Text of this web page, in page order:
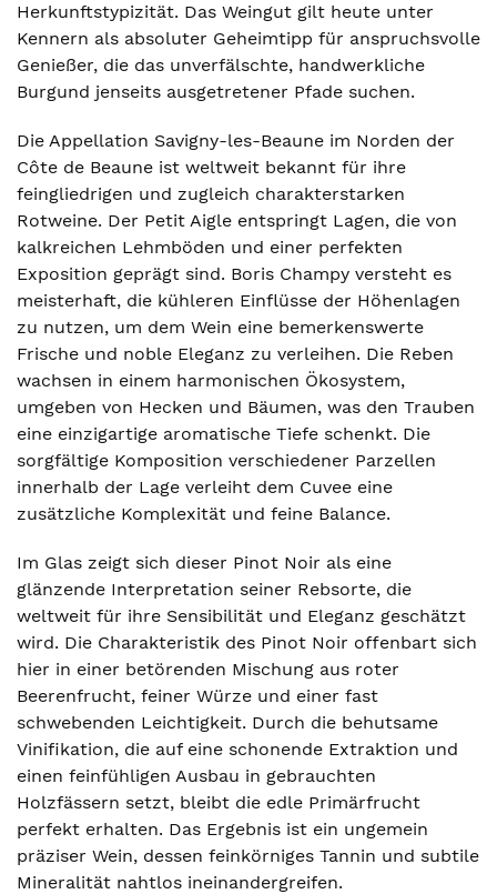
Herkunftstypizität. Das Weingut gilt heute unter
Kennern als absoluter Geheimtipp für anspruchsvolle
Genießer, die das unverfälschte, handwerkliche
Burgund jenseits ausgetretener Pfade suchen.
Die Appellation Savigny-les-Beaune im Norden der
Côte de Beaune ist weltweit bekannt für ihre
feingliedrigen und zugleich charakterstarken
Rotweine. Der Petit Aigle entspringt Lagen, die von
kalkreichen Lehmböden und einer perfekten
Exposition geprägt sind. Boris Champy versteht es
meisterhaft, die kühleren Einflüsse der Höhenlagen
zu nutzen, um dem Wein eine bemerkenswerte
Frische und noble Eleganz zu verleihen. Die Reben
wachsen in einem harmonischen Ökosystem,
umgeben von Hecken und Bäumen, was den Trauben
eine einzigartige aromatische Tiefe schenkt. Die
sorgfältige Komposition verschiedener Parzellen
innerhalb der Lage verleiht dem Cuvee eine
zusätzliche Komplexität und feine Balance.
Im Glas zeigt sich dieser Pinot Noir als eine
glänzende Interpretation seiner Rebsorte, die
weltweit für ihre Sensibilität und Eleganz geschätzt
wird. Die Charakteristik des Pinot Noir offenbart sich
hier in einer betörenden Mischung aus roter
Beerenfrucht, feiner Würze und einer fast
schwebenden Leichtigkeit. Durch die behutsame
Vinifikation, die auf eine schonende Extraktion und
einen feinfühligen Ausbau in gebrauchten
Holzfässern setzt, bleibt die edle Primärfrucht
perfekt erhalten. Das Ergebnis ist ein ungemein
präziser Wein, dessen feinkörniges Tannin und subtile
Mineralität nahtlos ineinandergreifen.